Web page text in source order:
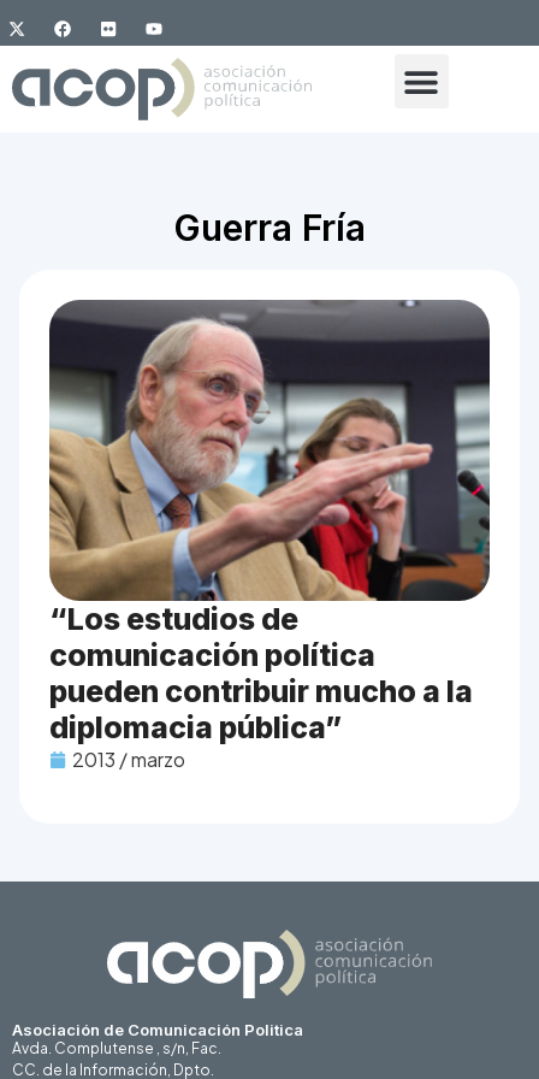
Guerra Fría
“Los estudios de
comunicación política
pueden contribuir mucho a la
diplomacia pública”
2013 / marzo
Asociación de Comunicación Politica
Avda. Complutense , s/n, Fac.
CC. de la Información, Dpto.